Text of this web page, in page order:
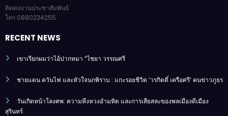
ติดต่องานประชาสัมพันธ์
โทร 0880234255
RECENT NEWS
เขาเรียกผมว่าไอ้ปากหมา “ไชยา วรรณศรี
ชายแดน ควันไฟ และหัวใจนกพิราบ : แกะรอยชีวิต ‘วรกิตติ์ เครือศรี’ คนข่าวภูธร
วันเกิดหน้าโลงศพ: ความหึงหวงอำมหิต และการเสียสละของพลเมืองดีเมือง
สุรินทร์